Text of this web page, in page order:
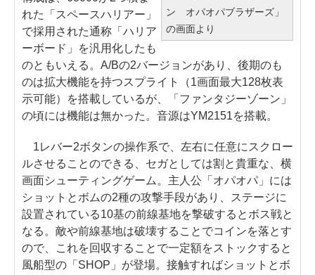
ン オパオパブラザーズ」
の画面より
れた「スペースハリアー」
で採用された通称「ハリア
ーボード」を汎用化したも
のともいえる。A/Bの2バージョンがあり、後期のも
のは拡大機能を持つスプライト（1画面最大128枚表
示可能）を搭載しているが、「ファンタジーゾーン」
の頃には機能は無かった。音源はYM2151を搭載。
1レバー2ボタンの操作系で、左右に任意にスクロー
ルさせることのできる、セガとしては割と貴重な、横
画面シューティングゲーム。主人公「オパオパ」には
ショットとボムの2種の攻撃手段があり、ステージに
設置されている10基の前線基地を撃破するとボス戦と
なる。敵や前線基地は破壊することでコインを落とす
ので、これを回収することで一定額をストックすると
風船型の「SHOP」が登場。接触すればショットとボ